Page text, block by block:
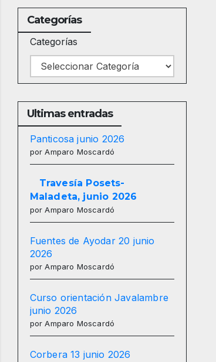
Categorías
Categorías
Ultimas entradas
Panticosa junio 2026
por Amparo Moscardó
Travesía Posets-
Maladeta, junio 2026
por Amparo Moscardó
Fuentes de Ayodar 20 junio
2026
por Amparo Moscardó
Curso orientación Javalambre
junio 2026
por Amparo Moscardó
Corbera 13 junio 2026